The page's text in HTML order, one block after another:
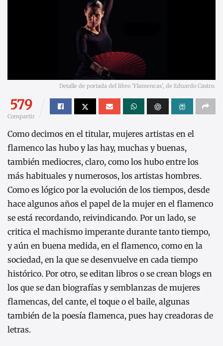
Detalle de portada del libro 'Flamencas', de Eduardo Castro.
579
Compartir
Como decimos en el titular, mujeres artistas en el
flamenco las hubo y las hay, muchas y buenas,
también mediocres, claro, como los hubo entre los
más habituales y numerosos, los artistas hombres.
Como es lógico por la evolución de los tiempos, desde
hace algunos años el papel de la mujer en el flamenco
se está recordando, reivindicando. Por un lado, se
critica el machismo imperante durante tanto tiempo,
y aún en buena medida, en el flamenco, como en la
sociedad, en la que se desenvuelve en cada tiempo
histórico. Por otro, se editan libros o se crean blogs en
los que se dan biografías y semblanzas de mujeres
flamencas, del cante, el toque o el baile, algunas
también de la poesía flamenca, pues hay creadoras de
letras.